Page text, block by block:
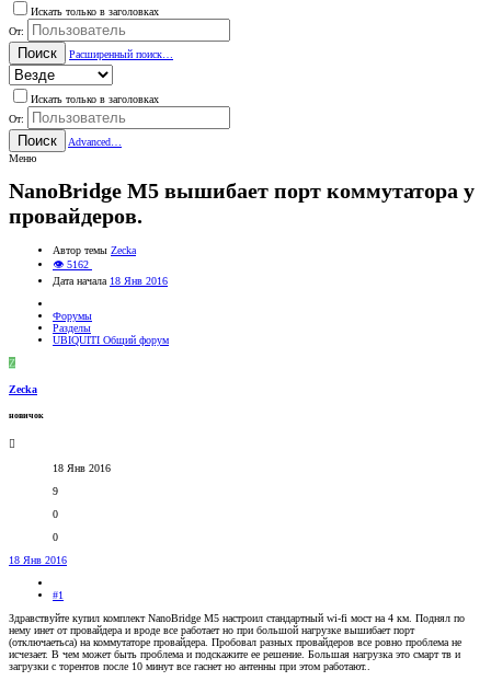
Искать только в заголовках
От:
Поиск Расширенный поиск…
Искать только в заголовках
От:
Поиск
Advanced…
Меню
NanoBridge M5 вышибает порт коммутатора у
провайдеров.
Автор темы Zecka
👁 5162
Дата начала 18 Янв 2016
Форумы
Разделы
UBIQUITI Общий форум
Z
Zecka
новичок
18 Янв 2016
9
0
0
18 Янв 2016
#1
Здравствуйте купил комплект NanoBridge M5 настроил стандартный wi-fi мост на 4 км. Поднял по
нему инет от провайдера и вроде все работает но при большой нагрузке вышибает порт
(отключаетьса) на коммутаторе провайдера. Пробовал разных провайдеров все ровно проблема не
исчезает. В чем может быть проблема и подскажите ее решение. Большая нагрузка это смарт тв и
загрузки с торентов после 10 минут все гаснет но антенны при этом работают..